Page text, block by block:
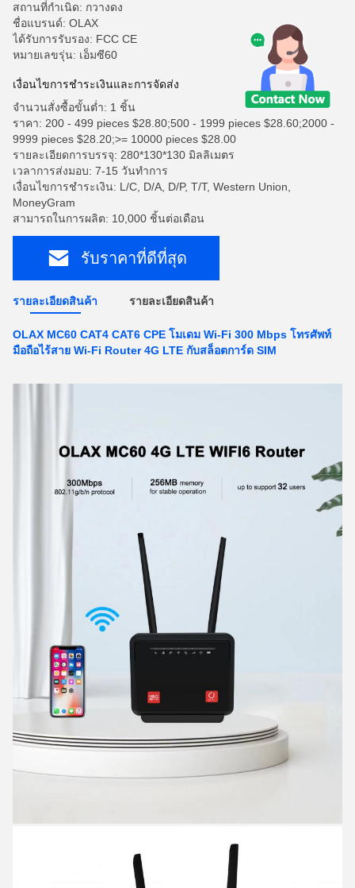
สถานที่กำเนิด: กวางดง
ชื่อแบรนด์: OLAX
ได้รับการรับรอง: FCC CE
หมายเลขรุ่น: เอ็มซี60
เงื่อนไขการชำระเงินและการจัดส่ง
จำนวนสั่งซื้อขั้นต่ำ: 1 ชิ้น
ราคา: 200 - 499 pieces $28.80;500 - 1999 pieces $28.60;2000 -
9999 pieces $28.20;>= 10000 pieces $28.00
รายละเอียดการบรรจุ: 280*130*130 มิลลิเมตร
เวลาการส่งมอบ: 7-15 วันทําการ
เงื่อนไขการชำระเงิน: L/C, D/A, D/P, T/T, Western Union,
MoneyGram
สามารถในการผลิต: 10,000 ชิ้นต่อเดือน
รับราคาที่ดีที่สุด
รายละเอียดสินค้า รายละเอียดสินค้า
OLAX MC60 CAT4 CAT6 CPE โมเดม Wi-Fi 300 Mbps โทรศัพท์
มือถือไร้สาย Wi-Fi Router 4G LTE กับสล็อตการ์ด SIM